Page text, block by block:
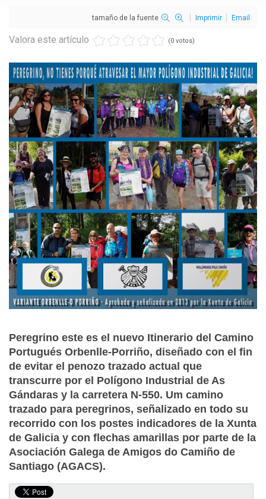
tamaño de la fuente Imprimir Email
Valora este artículo (0 votos)
Peregrino este es el nuevo Itinerario del Camino
Portugués Orbenlle-Porriño, diseñado con el fin
de evitar el penozo trazado actual que
transcurre por el Polígono Industrial de As
Gándaras y la carretera N-550. Um camino
trazado para peregrinos, señalizado en todo su
recorrido con los postes indicadores de la Xunta
de Galicia y con flechas amarillas por parte de la
Asociación Galega de Amigos do Camiño de
Santiago (AGACS).